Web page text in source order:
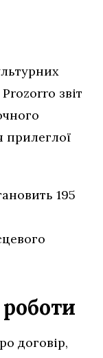
звіт
прилеглої
195
договір,